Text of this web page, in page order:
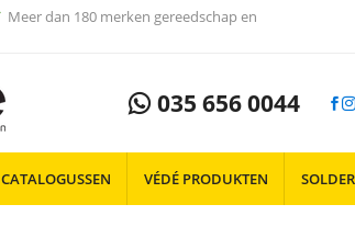
Meer dan 180 merken gereedschap en
035 656 0044
CATALOGUSSEN VÉDÉ PRODUKTEN